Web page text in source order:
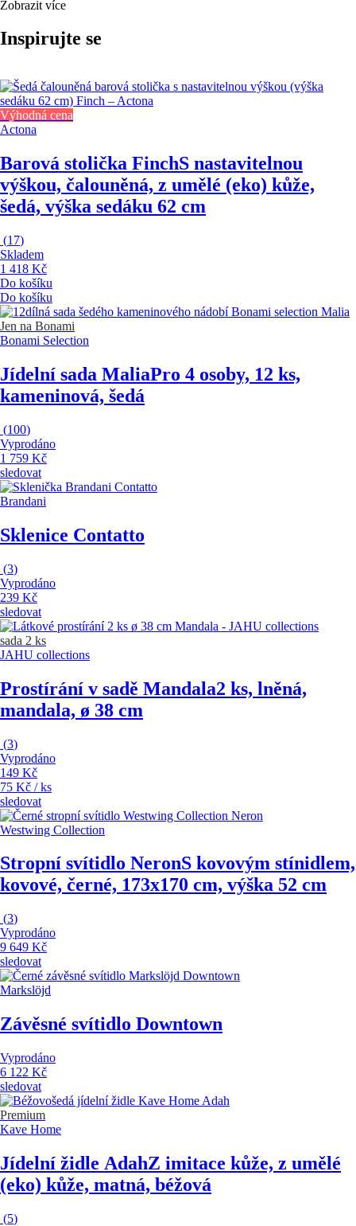
Zobrazit více
Inspirujte se
Výhodná cena
Actona
Barová stolička FinchS nastavitelnou
výškou, čalouněná, z umělé (eko) kůže,
šedá, výška sedáku 62 cm
(17)
Skladem
1 418 Kč
Do košíku
Do košíku
Jen na Bonami
Bonami Selection
Jídelní sada MaliaPro 4 osoby, 12 ks,
kameninová, šedá
(100)
Vyprodáno
1 759 Kč
sledovat
Brandani
Sklenice Contatto
(3)
Vyprodáno
239 Kč
sledovat
sada 2 ks
JAHU collections
Prostírání v sadě Mandala2 ks, lněná,
mandala, ø 38 cm
(3)
Vyprodáno
149 Kč
75 Kč / ks
sledovat
Westwing Collection
Stropní svítidlo NeronS kovovým stínidlem,
kovové, černé, 173x170 cm, výška 52 cm
(3)
Vyprodáno
9 649 Kč
sledovat
Markslöjd
Závěsné svítidlo Downtown
Vyprodáno
6 122 Kč
sledovat
Premium
Kave Home
Jídelní židle AdahZ imitace kůže, z umělé
(eko) kůže, matná, béžová
(5)